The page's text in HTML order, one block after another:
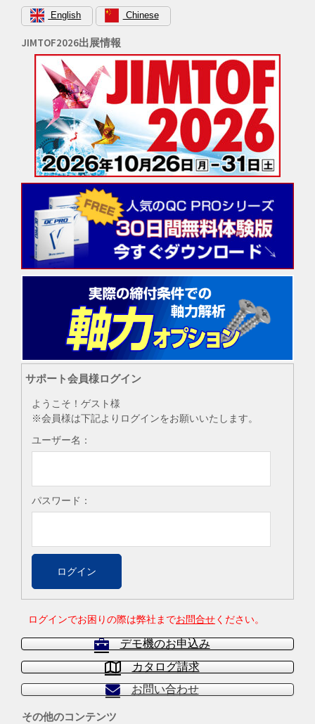
English Chinese
JIMTOF2026出展情報
サポート会員様ログイン
ようこそ！ゲスト様
※会員様は下記よりログインをお願いいたします。
ユーザー名：
パスワード：
ログインでお困りの際は弊社までお問合せください。
デモ機のお申込み
カタログ請求
お問い合わせ
その他のコンテンツ